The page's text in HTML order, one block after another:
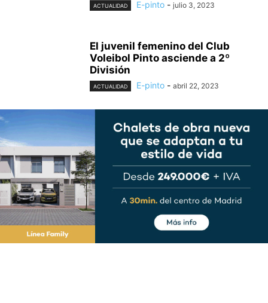
ACTUALIDAD E-pinto - julio 3, 2023
El juvenil femenino del Club
Voleibol Pinto asciende a 2º
División
ACTUALIDAD E-pinto - abril 22, 2023